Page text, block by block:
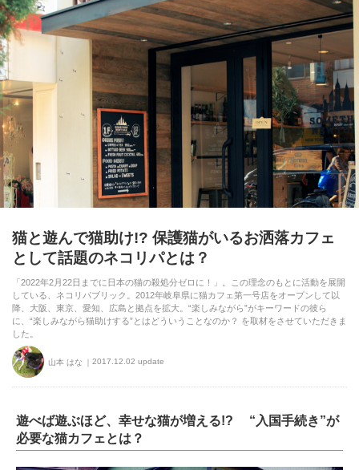
猫と遊んで猫助け!? 保護猫がいるお洒落カフェ
として話題のネコリパとは？
「2022年2月22日までに日本の猫の殺処分ゼロに！」。この理念のもとに活動を展開
している、ネコリパブリック。2012年岐阜県に猫カフェ第一号店をオープンして以
降、大阪、東京、愛知、広島と拠点を拡大。“楽しみながら”がキーワードの彼ら
に、“楽しみながら猫助けする”とはどういうことなのか？ を取材をさせていただきま
した。
山本 はな 2017.12.02 update
遊べば遊ぶほど、幸せな猫が増える!? “入国手続き”が
必要な猫カフェとは？